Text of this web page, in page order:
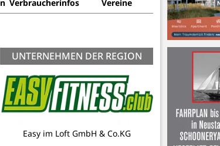
Verbraucherinfos Vereine
UNTERNEHMEN DER REGION
Hoppe Bauelemente Nord